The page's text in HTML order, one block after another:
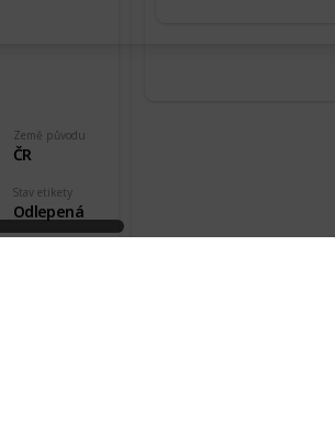
Země původu
ČR
Stav etikety
Odlepená